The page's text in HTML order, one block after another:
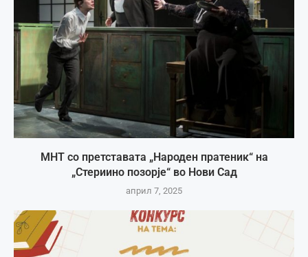
МНТ со претставата „Народен пратеник“ на
„Стериино позорје“ во Нови Сад
април 7, 2025